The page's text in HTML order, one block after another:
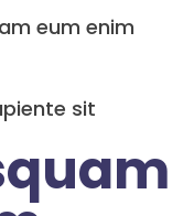
eum enim
sit